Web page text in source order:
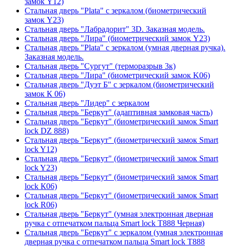
Стальная дверь "Plata" с зеркалом (биометрический
замок Y23)
Стальная дверь "Лабрадорит" 3D. Заказная модель.
Стальная дверь "Лира" (биометрический замок Y23)
Стальная дверь "Plata" с зеркалом (умная дверная ручка).
Заказная модель.
Стальная дверь "Сургут" (терморазрыв 3к)
Стальная дверь "Лира" (биометрический замок K06)
Стальная дверь "Дуэт Б" с зеркалом (биометрический
замок К 06)
Стальная дверь "Лидер" с зеркалом
Стальная дверь "Беркут" (адаптивная замковая часть)
Стальная дверь "Беркут" (биометрический замок Smart
lock DZ 888)
Стальная дверь "Беркут" (биометрический замок Smart
lock Y12)
Стальная дверь "Беркут" (биометрический замок Smart
lock Y23)
Стальная дверь "Беркут" (биометрический замок Smart
lock К06)
Стальная дверь "Беркут" (биометрический замок Smart
lock R06)
Стальная дверь "Беркут" (умная электронная дверная
ручка с отпечатком пальца Smart lock T888 Черная)
Стальная дверь "Беркут" с зеркалом (умная электронная
дверная ручка с отпечатком пальца Smart lock T888